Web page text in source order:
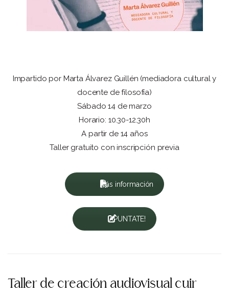
Impartido por Marta Álvarez Guillén (mediadora cultural y
docente de filosofía)
Sábado 14 de marzo
Horario: 10.30-12.30h
A partir de 14 años
Taller gratuito con inscripción previa
Más información
¡APUNTATE!
Taller de creación audiovisual cuir